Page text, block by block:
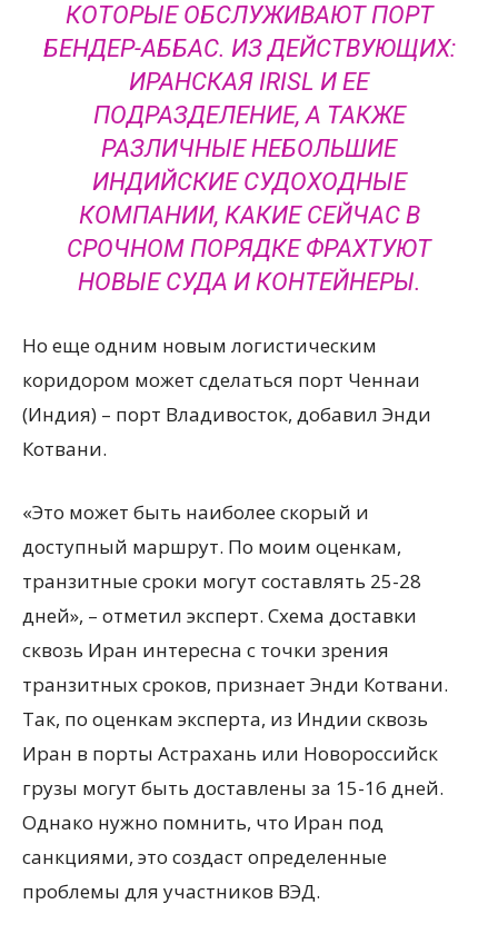
КОТОРЫЕ ОБСЛУЖИВАЮТ ПОРТ
БЕНДЕР-АББАС. ИЗ ДЕЙСТВУЮЩИХ:
ИРАНСКАЯ IRISL И ЕЕ
ПОДРАЗДЕЛЕНИЕ, А ТАКЖЕ
РАЗЛИЧНЫЕ НЕБОЛЬШИЕ
ИНДИЙСКИЕ СУДОХОДНЫЕ
КОМПАНИИ, КАКИЕ СЕЙЧАС В
СРОЧНОМ ПОРЯДКЕ ФРАХТУЮТ
НОВЫЕ СУДА И КОНТЕЙНЕРЫ.
Но еще одним новым логистическим
коридором может сделаться порт Ченнаи
(Индия) – порт Владивосток, добавил Энди
Котвани.
«Это может быть наиболее скорый и
доступный маршрут. По моим оценкам,
транзитные сроки могут составлять 25-28
дней», – отметил эксперт. Схема доставки
сквозь Иран интересна с точки зрения
транзитных сроков, признает Энди Котвани.
Так, по оценкам эксперта, из Индии сквозь
Иран в порты Астрахань или Новороссийск
грузы могут быть доставлены за 15-16 дней.
Однако нужно помнить, что Иран под
санкциями, это создаст определенные
проблемы для участников ВЭД.